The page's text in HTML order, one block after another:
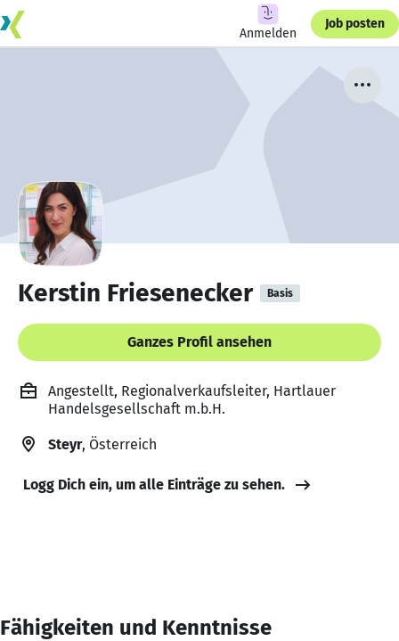
Anmelden
Job posten
Kerstin Friesenecker Basis
Ganzes Profil ansehen
Angestellt, Regionalverkaufsleiter, Hartlauer
Handelsgesellschaft m.b.H.
Steyr, Österreich
Logg Dich ein, um alle Einträge zu sehen.
Fähigkeiten und Kenntnisse